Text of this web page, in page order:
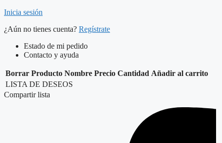
Inicia sesión
¿Aún no tienes cuenta? Regístrate
Estado de mi pedido
Contacto y ayuda
Borrar Producto Nombre Precio Cantidad Añadir al carrito
LISTA DE DESEOS
Compartir lista